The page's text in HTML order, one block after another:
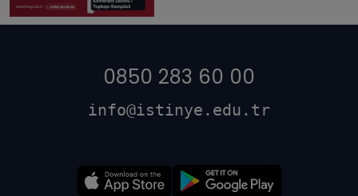
0850 283 60 00
info@istinye.edu.tr